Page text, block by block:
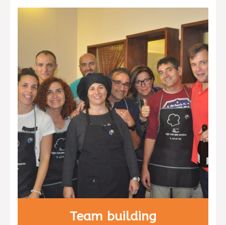
sabor a chocolate. Aprenderán a
degustar nuevos sabores y texturas
que alegrarán sus paladares.
Team building